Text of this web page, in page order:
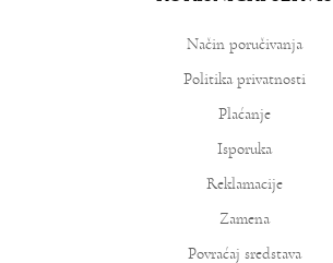
8.990,00
RSD
Način poručivanja
Politika privatnosti
Plaćanje
Isporuka
Reklamacije
Zamena
Povraćaj sredstava